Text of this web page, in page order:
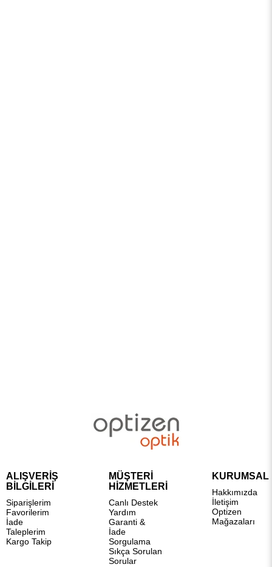
ALIŞVERİŞ
BİLGİLERİ
Siparişlerim
Favorilerim
İade
Taleplerim
Kargo Takip
MÜŞTERİ
HİZMETLERİ
Canlı Destek
Yardım
Garanti &
İade
Sorgulama
Sıkça Sorulan
Sorular
KURUMSAL
Hakkımızda
İletişim
Optizen
Mağazaları